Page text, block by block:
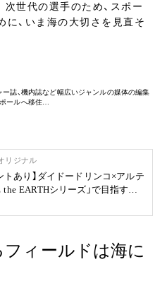
世代の選手のため、スポー
、いま海の大切さを見直そ
ー誌、機内誌など幅広いジャンルの媒体の編集
ールへ移住…
リジナル
トあり】ダイドードリンコ×アルテ
the EARTHシリーズ」で目指す未
ィールドは海に